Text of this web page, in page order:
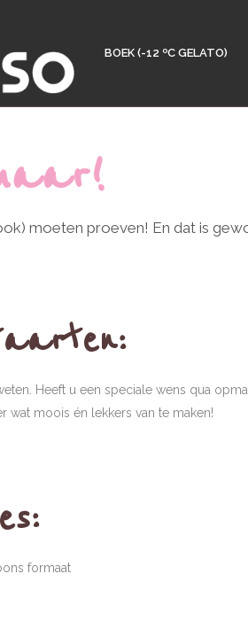
BOEK (-12 ºC GELATO)
moeten proeven! En dat is
Heeft u een speciale wens qua
wat moois én lekkers van te maken!
formaat